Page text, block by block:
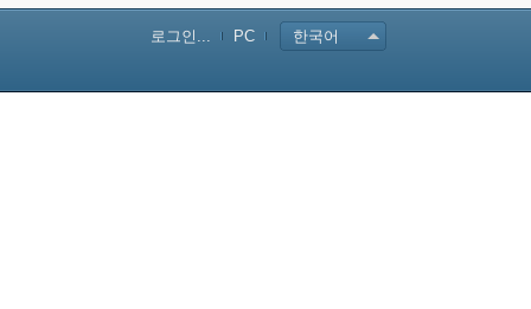
로그인... PC 한국어